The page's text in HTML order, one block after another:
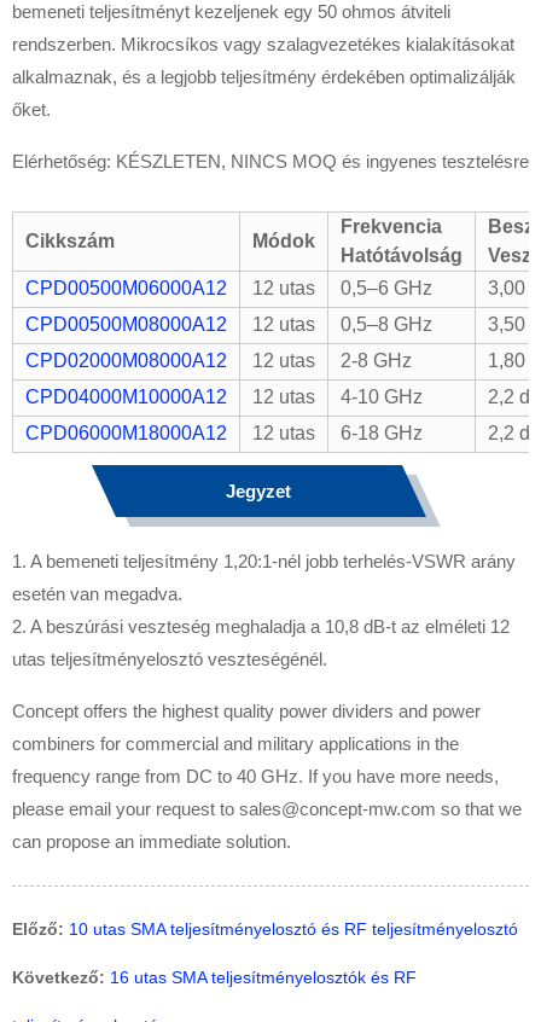
bemeneti teljesítményt kezeljenek egy 50 ohmos átviteli
rendszerben. Mikrocsíkos vagy szalagvezetékes kialakításokat
alkalmaznak, és a legjobb teljesítmény érdekében optimalizálják
őket.
Elérhetőség: KÉSZLETEN, NINCS MOQ és ingyenes tesztelésre
Cikkszám Módok
Frekvencia
Hatótávolság
CPD00500M06000A12
12 utas 0,5–6 GHz
3,00
CPD00500M08000A12
12 utas 0,5–8 GHz
3,50
CPD02000M08000A12
12 utas 2-8 GHz
1,80
CPD04000M10000A12
12 utas 4-10 GHz
2,2
CPD06000M18000A12
12 utas 6-18 GHz 2,2
Jegyzet
1. A bemeneti teljesítmény 1,20:1-nél jobb terhelés-VSWR arány
esetén van megadva.
2. A beszúrási veszteség meghaladja a 10,8 dB-t az elméleti 12
utas teljesítményelosztó veszteségénél.
Concept offers the highest quality power dividers and power
combiners for commercial and military applications in the
frequency range from DC to 40 GHz. If you have more needs,
please email your request to sales@concept-mw.com so that we
can propose an immediate solution.
Előző: 10 utas SMA teljesítményelosztó és RF teljesítményelosztó
Következő: 16 utas SMA teljesítményelosztók és RF